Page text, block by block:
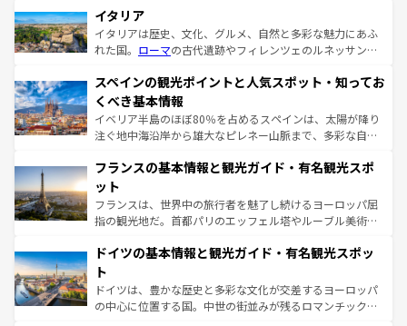
イタリア
イタリアは歴史、文化、グルメ、自然と多彩な魅力にあふ
れた国。 ローマの古代遺跡やフィレンツェのルネッサンス
ろん、トスカーナの美しい田園風景やアマルフィ海岸の絶
景など、自然景観も見逃せない。観光の合間には、本場の
ピザやパスタなど、絶品のイタリア料理を堪能することも
できる。朝目覚めてから夜眠るまで、すべての瞬間を楽し
なお、新着のイタリア情報はコンテンツ一覧を参照してほ
しい。
スペインの観光ポイントと人気スポット・知ってお
くべき基本情報
イベリア半島のほぼ80％を占めるスペインは、太陽が降り
注ぐ地中海沿岸から雄大なピレネー山脈まで、多彩な自然
文化が根付くこの国では、情熱的なフラメンコ、熱気あふ
れる闘牛、そして美味しいタパスが生活の一部となってい
る。首都マドリードの洗練された雰囲気や、バルセロナの
アートに溢れた街角から、地方では古代ローマ遺跡や中世
せる。地方によって風土や気候が異なるスペインはその個
ンテンツ一覧 を参照してほしい。
フランスの基本情報と観光ガイド・有名観光スポ
ット
フランスは、世界中の旅行者を魅了し続けるヨーロッパ屈
指の観光地だ。首都パリのエッフェル塔やルーブル美術館
で、幅広い魅力が詰まっている。華麗な宮殿、歴史的な大
聖堂、美しいビーチ、そして豊かな自然が、訪れる者を心
から魅了する。また、フランスは美食の国としても知ら
れ、フランス料理はユネスコ無形文化遺産にも登録されて
ドイツの基本情報と観光ガイド・有名観光スポッ
ト
ドイツは、豊かな歴史と多彩な文化が交差するヨーロッパ
の中心に位置する国。中世の街並みが残るロマンチック街